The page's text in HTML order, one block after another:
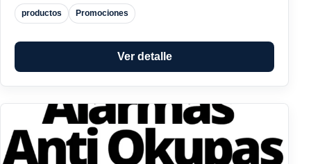
productos Promociones
Ver detalle